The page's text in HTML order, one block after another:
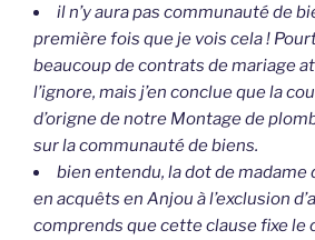
il n’y aura pas communauté de
première fois que je vois cela !
beaucoup de contrats de mariage
l’ignore, mais j’en conclue que la
d’origne de notre Montage de
sur la communauté de biens.
bien entendu, la dot de
en acquêts en Anjou à l’exclusion
comprends que cette clause fixe le